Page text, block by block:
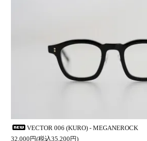
VECTOR 006 (KURO) - MEGANEROCK
32,000円(税込35,200円)